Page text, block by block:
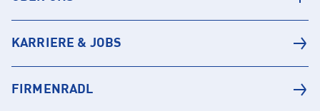
KARRIERE & JOBS
FIRMENRADL